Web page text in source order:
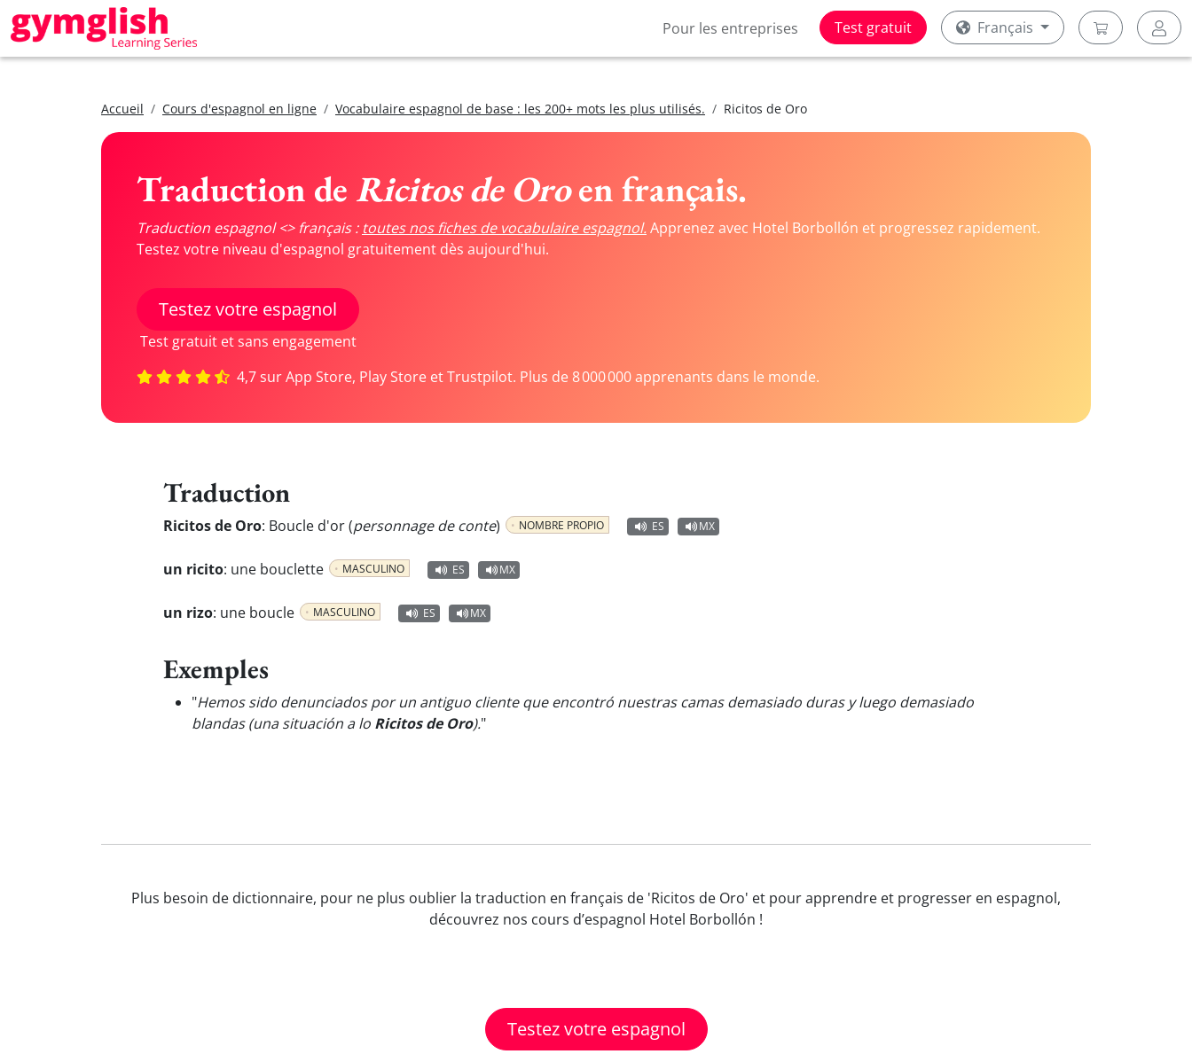
Pour les entreprises Test gratuit Français
Accueil Cours d'espagnol en ligne Vocabulaire espagnol de base : les 200+ mots les plus utilisés. Ricitos de Oro
Traduction de Ricitos de Oroen français.
Traduction espagnol <> français : toutes nos fiches de vocabulaire espagnol.Apprenez avec Hotel Borbollón et progressez rapidement.
Testez votre niveau d'espagnol gratuitement dès aujourd'hui.
Testez votre espagnol
Test gratuit et sans engagement
4,7 sur App Store, Play Store et Trustpilot. Plus de 8 000 000 apprenants dans le monde.
Traduction
Ricitos de Oro: Boucle d'or (personnage de conte) NOMBRE PROPIO ES MX
un ricito: une bouclette MASCULINO ES MX
un rizo: une boucle MASCULINO ES MX
Exemples
"Hemos sido denunciados por un antiguo cliente que encontró nuestras camas demasiado duras y luego demasiado
blandas (una situación a lo Ricitos de Oro)."
Plus besoin de dictionnaire, pour ne plus oublier la traduction en français de 'Ricitos de Oro' et pour apprendre et progresser en espagnol,
découvrez nos cours d’espagnol Hotel Borbollón !
Testez votre espagnol